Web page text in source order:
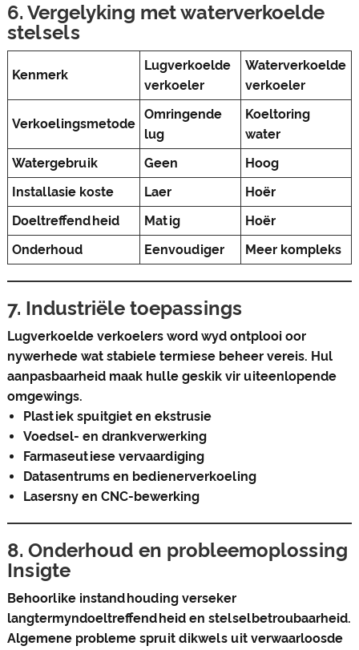
6. Vergelyking met waterverkoelde
stelsels
Kenmerk
Lugverkoelde
verkoeler
Waterverkoelde
verkoeler
Verkoelingsmetode
Omringende
lug
Koeltoring
water
Watergebruik
Geen
Hoog
Installasie koste
Laer
Hoër
Doeltreffendheid
Matig
Hoër
Onderhoud
Eenvoudiger Meer kompleks
7. Industriële toepassings
Lugverkoelde verkoelers word wyd ontplooi oor
nywerhede wat stabiele termiese beheer vereis. Hul
aanpasbaarheid maak hulle geskik vir uiteenlopende
omgewings.
Plastiek spuitgiet en ekstrusie
Voedsel- en drankverwerking
Farmaseutiese vervaardiging
Datasentrums en bedienerverkoeling
Lasersny en CNC-bewerking
8. Onderhoud en probleemoplossing
Insigte
Behoorlike instandhouding verseker
langtermyndoeltreffendheid en stelselbetroubaarheid.
Algemene probleme spruit dikwels uit verwaarloosde